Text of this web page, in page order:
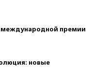
премии
новые